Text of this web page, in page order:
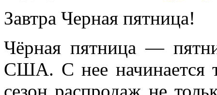
Завтра Черная пятница!
Чёрная пятница —
США. С нее начинается